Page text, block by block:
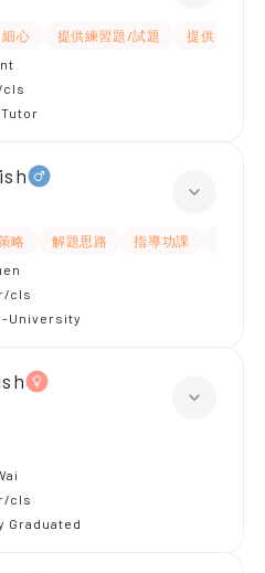
細心 提供練習題/試題
提供筆記
cls
略 解題思路 指導功課
cls
University
cls
Graduated